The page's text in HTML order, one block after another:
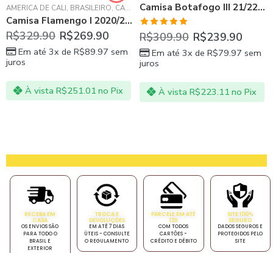
LEAGUE, LA LIGA ESPANHOLA
AMÉRICA DE CALI, BRASILEIRO, CAMISA MASCULINA ,CSKA MOSCOW,
Camisa Flamengo I 2020/21 Masculina – Preto e Vermelho
R$329.90 R$269.90
Em até 3x de R$89.97 sem
juros
À vista R$251.01 no Pix
Camisa Botafogo III 21/22 Branca
Avaliação
5.00de 5
R$309.90 R$239.90
Em até 3x de R$79.97 sem
juros
À vista R$223.11 no Pix
RECEBA EM
CASA
OS ENVIOS SÃO
PARA TODO O
BRASIL E
EXTERIOR
TROCA E
DEVOLUÇÕES
EM ATÉ 7 DIAS
ÚTEIS - CONSULTE
O REGULAMENTO
PARCELE EM ATÉ
12X
COM TODOS
CARTÕES -
CRÉDITO E DÉBITO
SITE 100%
SEGURO
DADOS SEGUROS E
PROTEGIDOS PELO
SITE